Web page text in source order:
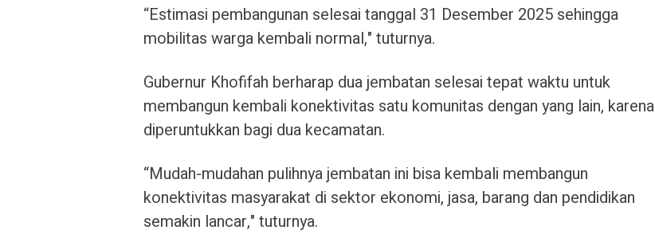
“Estimasi pembangunan selesai tanggal 31 Desember 2025 sehingga
mobilitas warga kembali normal," tuturnya.
Gubernur Khofifah berharap dua jembatan selesai tepat waktu untuk
membangun kembali konektivitas satu komunitas dengan yang lain, karena
diperuntukkan bagi dua kecamatan.
“Mudah-mudahan pulihnya jembatan ini bisa kembali membangun
konektivitas masyarakat di sektor ekonomi, jasa, barang dan pendidikan
semakin lancar," tuturnya.